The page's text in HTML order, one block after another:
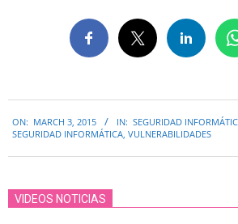
03-
ON: MARCH 3, 2015 IN: SEGURIDAD
SEGURIDAD INFORMÁTICA, VULNERABILIDADES
VIDEOS NOTICIAS